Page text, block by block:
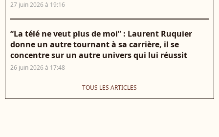
27 juin 2026 à 19:16
“La télé ne veut plus de moi” : Laurent Ruquier
donne un autre tournant à sa carrière, il se
concentre sur un autre univers qui lui réussit
26 juin 2026 à 17:48
TOUS LES ARTICLES